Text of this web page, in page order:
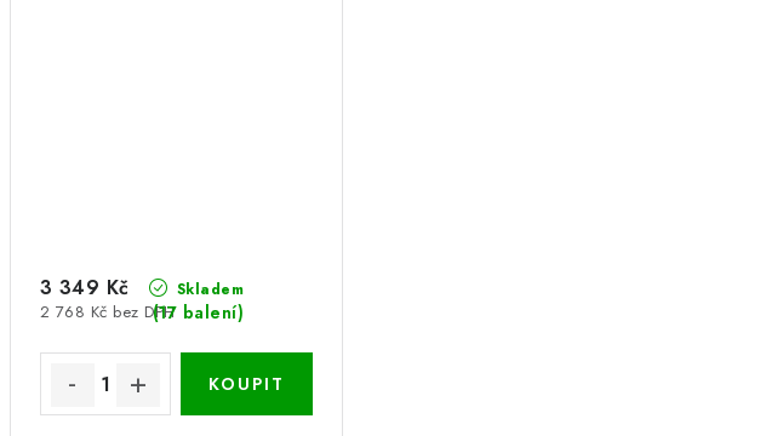
Skladem
(17 balení)
2 768 Kč bez DPH
3 349 Kč